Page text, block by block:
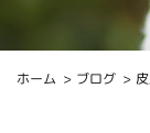
ホーム ブログ